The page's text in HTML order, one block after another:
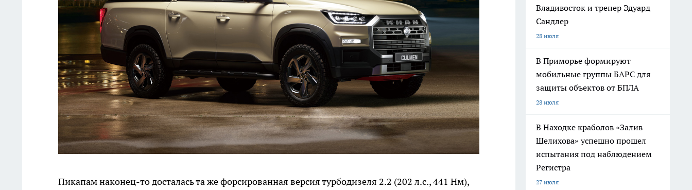
Пикапам наконец-то досталась та же форсированная версия турбодизеля 2.2 (202 л.с., 441 Нм),
Владивосток и тренер Эдуард
Сандлер
28 июля
В Приморье формируют
мобильные группы БАРС для
защиты объектов от БПЛА
28 июля
В Находке краболов «Залив
Шелихова» успешно прошел
испытания под наблюдением
Регистра
27 июля